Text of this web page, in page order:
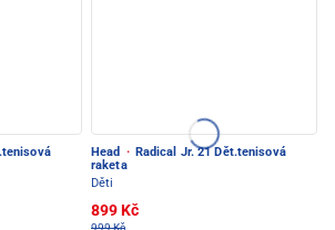
Head · Radical Jr. 21 Dět.tenisová
raketa
Děti
899 Kč
999 Kč